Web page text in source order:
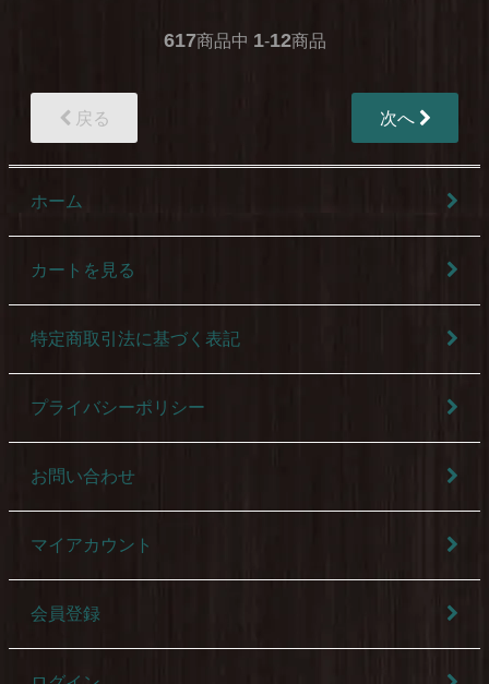
617商品中 1-12商品
戻る 次へ
ホーム
カートを見る
特定商取引法に基づく表記
プライバシーポリシー
お問い合わせ
マイアカウント
会員登録